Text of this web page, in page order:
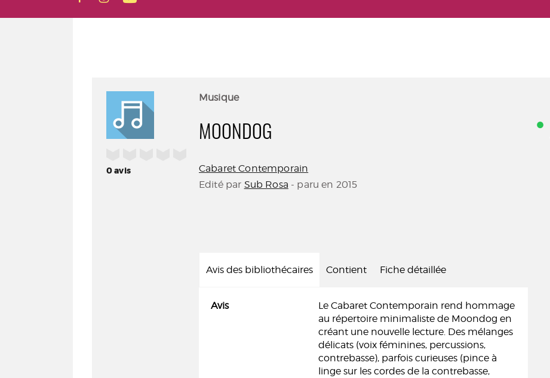
0avis
Musique
MOONDOG
Cabaret Contemporain
Edité par Sub Rosa - paru en 2015
Avis des bibliothécaires Contient Fiche détaillée
Avis
Le Cabaret Contemporain rend hommage
au répertoire minimaliste de Moondog en
créant une nouvelle lecture. Des mélanges
délicats (voix féminines, percussions,
contrebasse), parfois curieuses (pince à
linge sur les cordes de la contrebasse,